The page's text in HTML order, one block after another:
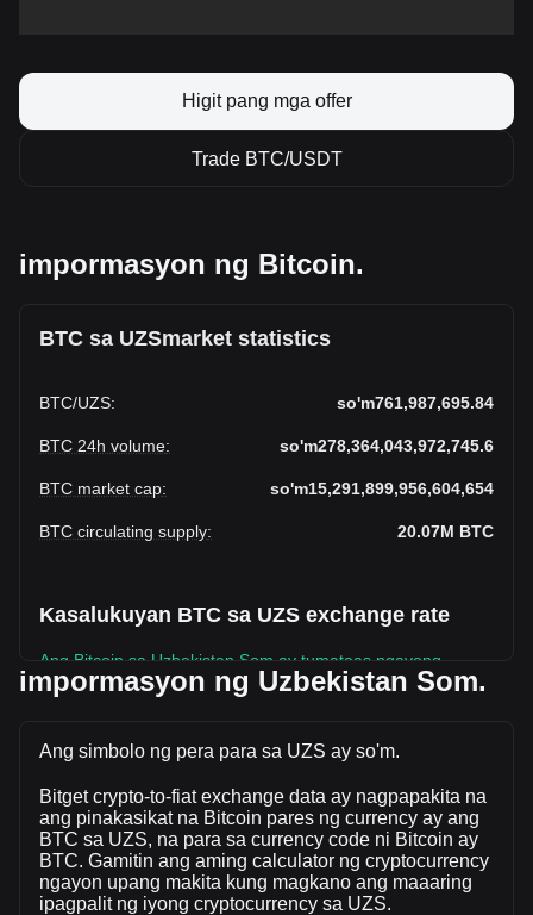
Higit pang mga offer
Trade BTC/USDT
impormasyon ng Bitcoin.
BTC sa UZSmarket statistics
BTC/UZS: so'm761,987,695.84
BTC 24h volume: so'm278,364,043,972,745.6
BTC market cap: so'm15,291,899,956,604,654
BTC circulating supply: 20.07M BTC
Kasalukuyan BTC sa UZS exchange rate
Ang Bitcoin sa Uzbekistan Som ay tumataas ngayong
linggo.
so'm761,987,695.84 bawat BTC, na may kabuuang market
umiikot na supply ng \{ 4\} BTC. Ang dami ng kalakalan ng
Bitcoin ay nagbago ng +91.22%
(so'm132,792,600,175,211.42 UZS) sa nakalipas na 24 na
oras. Huling araw ng trading, ang dami ng kalakalan ay BTC
ay so'm145,571,443,797,534.2.
impormasyon ng Uzbekistan Som.
Ang simbolo ng pera para sa UZS ay so'm.
Bitget crypto-to-fiat exchange data ay nagpapakita na
ang pinakasikat na Bitcoin pares ng currency ay ang
BTC sa UZS, na para sa currency code ni Bitcoin ay
BTC. Gamitin ang aming calculator ng cryptocurrency
ngayon upang makita kung magkano ang maaaring
ipagpalit ng iyong cryptocurrency sa UZS.